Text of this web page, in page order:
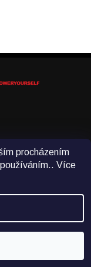
procházením
Více